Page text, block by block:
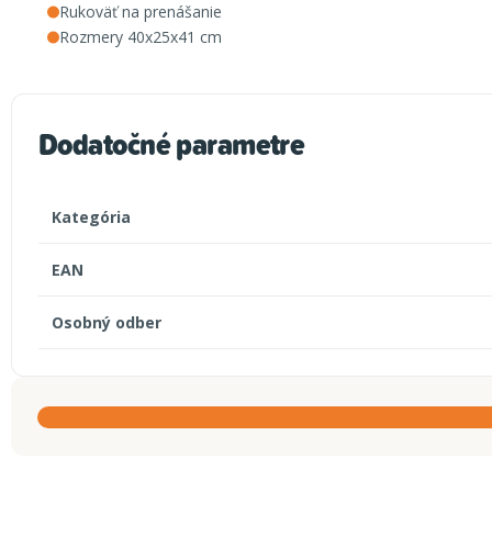
Rukoväť na prenášanie
Rozmery 40x25x41 cm
Dodatočné parametre
Kategória
EAN
Osobný odber